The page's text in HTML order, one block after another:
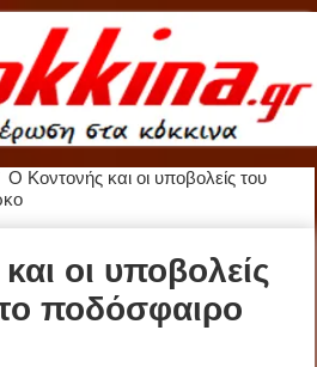
Ο Κοντονής και οι υποβολείς του
οι υποβολείς
ποδόσφαιρο